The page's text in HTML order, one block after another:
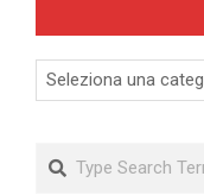
Categorie
Search